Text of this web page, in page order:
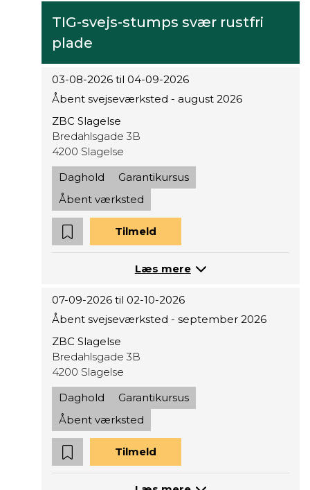
TIG-svejs-stumps svær rustfri
plade
03-08-2026 til 04-09-2026
Åbent svejseværksted - august 2026
ZBC Slagelse
Bredahlsgade 3B
4200 Slagelse
Daghold
Garantikursus
Åbent værksted
Tilmeld
Læs mere
07-09-2026 til 02-10-2026
Åbent svejseværksted - september 2026
ZBC Slagelse
Bredahlsgade 3B
4200 Slagelse
Daghold
Garantikursus
Åbent værksted
Tilmeld